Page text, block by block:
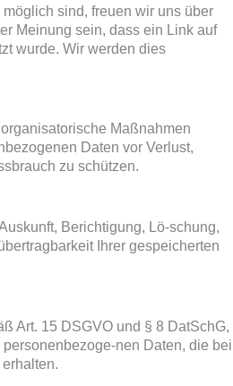
sind, freuen wir uns über
Meinung sein, dass ein Link auf
wurde. Wir werden dies
Maßnahmen
Daten vor Verlust,
zu schützen.
Berichtigung, Lö-schung,
Ihrer gespeicherten
Art. 15 DSGVO und § 8 DatSchG,
nen Daten, die bei